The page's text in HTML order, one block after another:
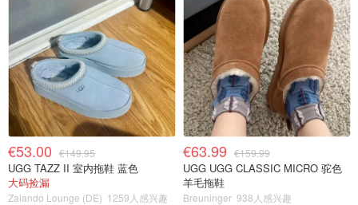
€53.00 €149.95
UGG TAZZ II 室内拖鞋 蓝色
大码捡漏
Zalando Lounge (DE) 1259人感兴趣
€63.99 €159.99
UGG UGG CLASSIC MICRO 驼色
羊毛拖鞋
Breuninger 938人感兴趣